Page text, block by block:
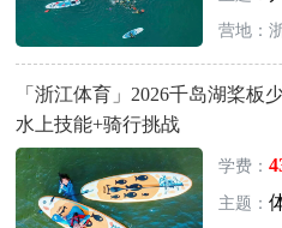
营地：
「浙江体育」2026千岛湖桨板
水上技能+骑行挑战
学费：
主题：